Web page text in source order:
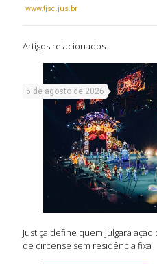
www.tjsc.jus.br
Artigos relacionados
5 de agosto de 2026
Justiça define quem julgará
de circense sem residência fixa